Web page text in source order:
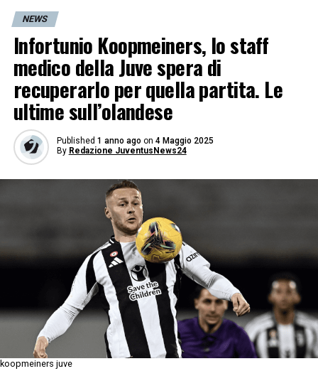
NEWS
Infortunio Koopmeiners, lo staff
medico della Juve spera di
recuperarlo per quella partita. Le
ultime sull’olandese
Published 1 anno ago on 4 Maggio 2025
By Redazione JuventusNews24
koopmeiners juve